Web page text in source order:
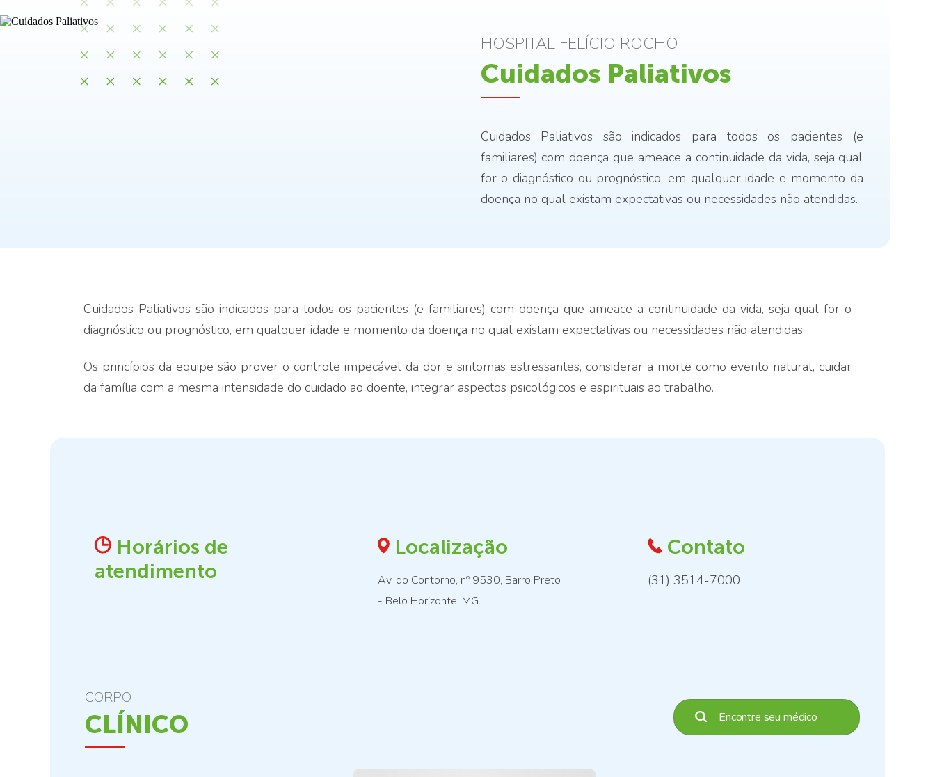
HOSPITAL FELÍCIO ROCHO
Cuidados Paliativos
Cuidados Paliativos são indicados para todos os pacientes (e
familiares) com doença que ameace a continuidade da vida, seja qual
for o diagnóstico ou prognóstico, em qualquer idade e momento da
doença no qual existam expectativas ou necessidades não atendidas.
Cuidados Paliativos são indicados para todos os pacientes (e familiares) com doença que ameace a continuidade da vida, seja qual for o
diagnóstico ou prognóstico, em qualquer idade e momento da doença no qual existam expectativas ou necessidades não atendidas.
Os princípios da equipe são prover o controle impecável da dor e sintomas estressantes, considerar a morte como evento natural, cuidar
da família com a mesma intensidade do cuidado ao doente, integrar aspectos psicológicos e espirituais ao trabalho.
Horários de
atendimento
Localização
Av. do Contorno, nº 9530, Barro Preto
- Belo Horizonte, MG.
Contato
(31) 3514-7000
CORPO
CLÍNICO